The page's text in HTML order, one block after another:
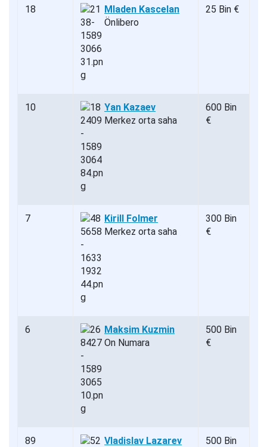
18
Mladen Kascelan
Önlibero
25 Bin €
10
Yan Kazaev
Merkez orta saha
600 Bin
€
7
Kirill Folmer
Merkez orta saha
300 Bin
€
6
Maksim Kuzmin
On Numara
500 Bin
€
89
Vladislav Lazarev
500 Bin